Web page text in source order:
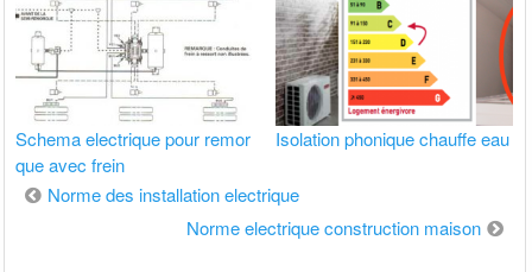
Schema electrique pour remor
que avec frein
Isolation phonique chauffe eau
Navigation
Norme des installation electrique
Norme electrique construction maison